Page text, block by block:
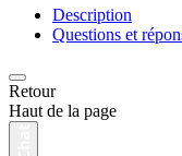
Description
Questions et
Retour
Haut de la page